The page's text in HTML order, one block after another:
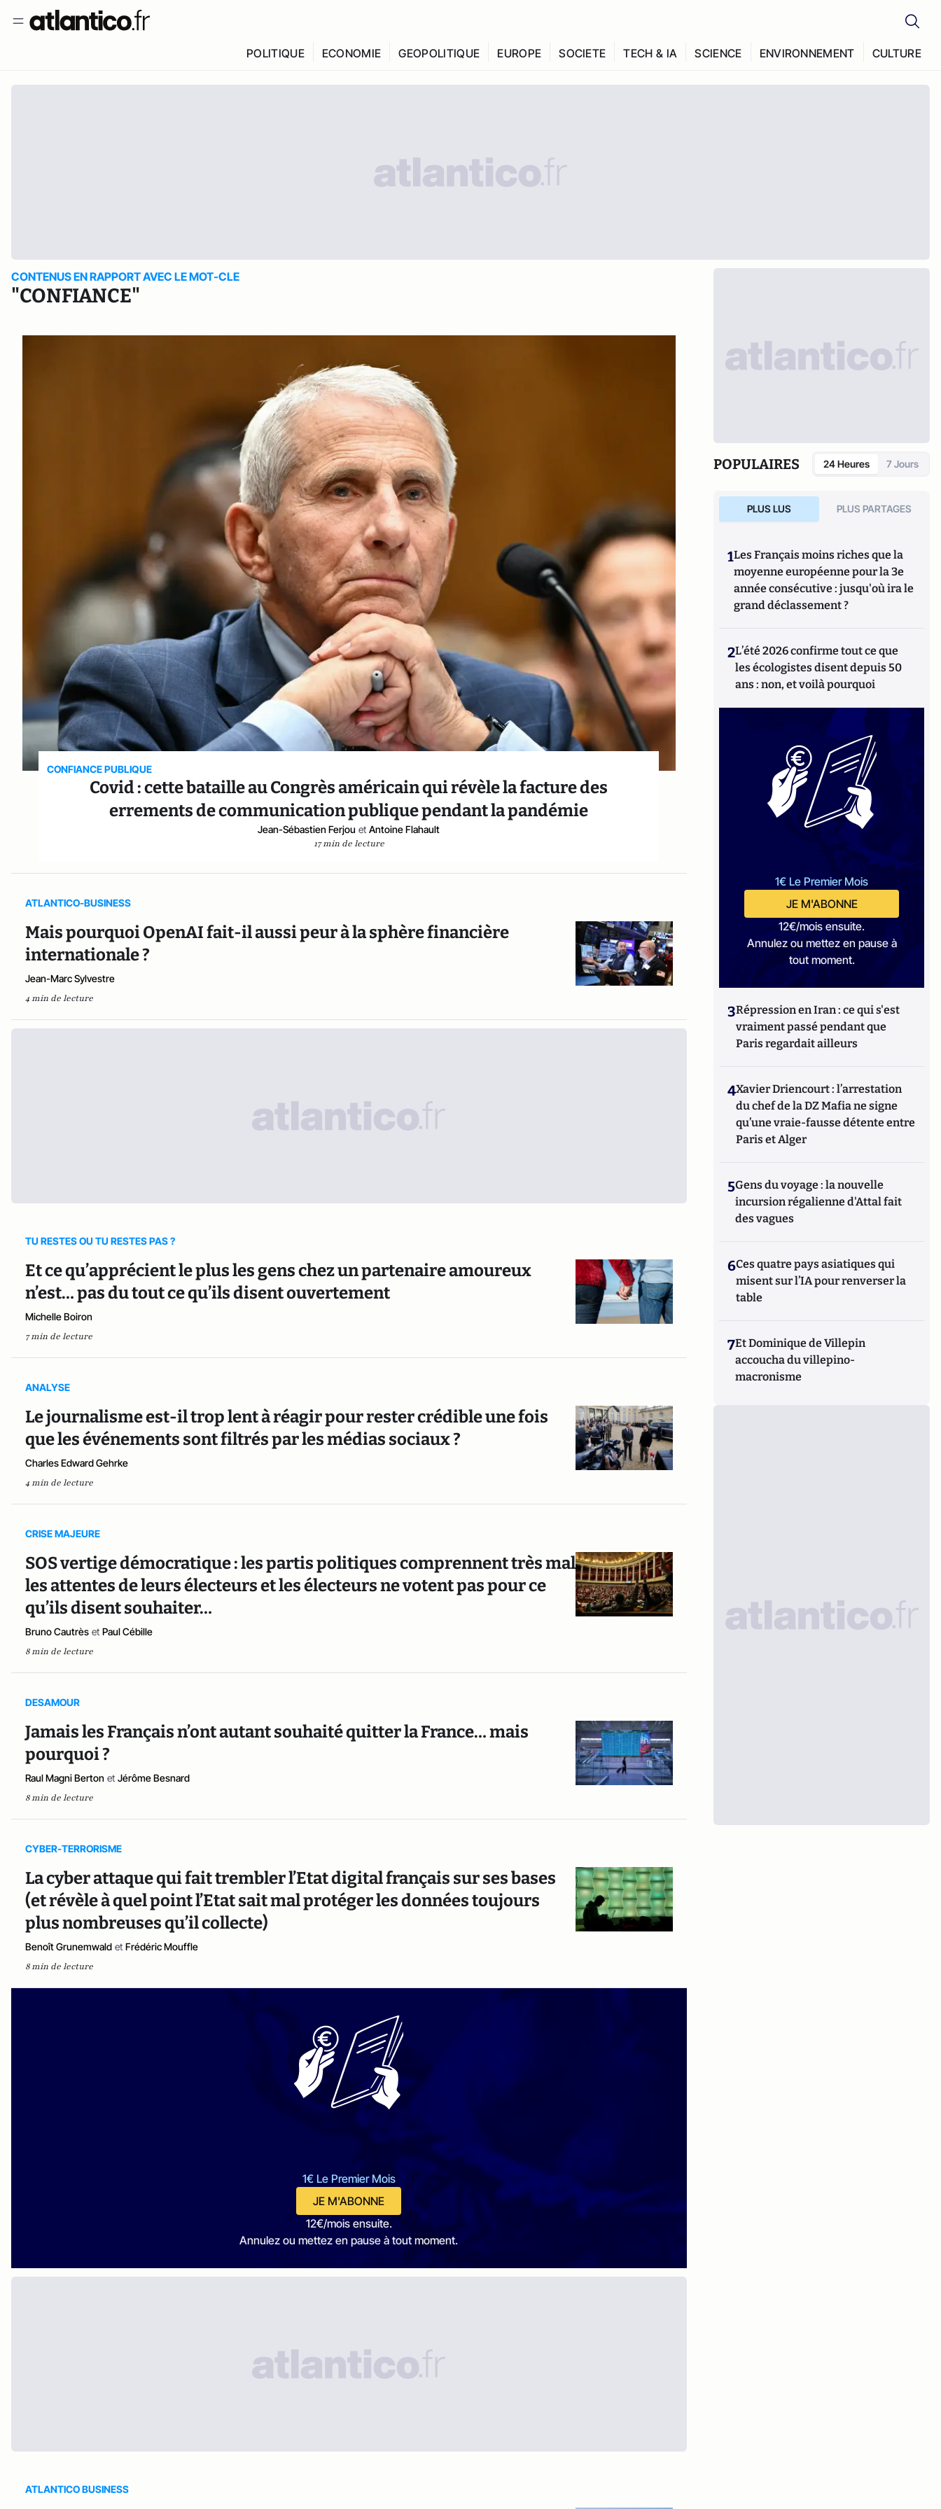
POLITIQUE ECONOMIE GEOPOLITIQUE EUROPE SOCIETE TECH & IA SCIENCE ENVIRONNEMENT CULTURE
CONTENUS EN RAPPORT AVEC LE MOT-CLE
"CONFIANCE"
CONFIANCE PUBLIQUE
Covid : cette bataille au Congrès américain qui révèle la facture des
errements de communication publique pendant la pandémie
Jean-Sébastien Ferjou et Antoine Flahault
17 min de lecture
ATLANTICO-BUSINESS
Mais pourquoi OpenAI fait-il aussi peur à la sphère financière
internationale ?
Jean-Marc Sylvestre
4 min de lecture
TU RESTES OU TU RESTES PAS ?
Et ce qu’apprécient le plus les gens chez un partenaire amoureux
n’est… pas du tout ce qu’ils disent ouvertement
Michelle Boiron
7 min de lecture
ANALYSE
Le journalisme est-il trop lent à réagir pour rester crédible une fois
que les événements sont filtrés par les médias sociaux ?
Charles Edward Gehrke
4 min de lecture
CRISE MAJEURE
SOS vertige démocratique : les partis politiques comprennent très mal
les attentes de leurs électeurs et les électeurs ne votent pas pour ce
qu’ils disent souhaiter…
Bruno Cautrès et Paul Cébille
8 min de lecture
DESAMOUR
Jamais les Français n’ont autant souhaité quitter la France… mais
pourquoi ?
Raul Magni Berton et Jérôme Besnard
8 min de lecture
CYBER-TERRORISME
La cyber attaque qui fait trembler l’Etat digital français sur ses bases
(et révèle à quel point l’Etat sait mal protéger les données toujours
plus nombreuses qu’il collecte)
Benoît Grunemwald et Frédéric Mouffle
8 min de lecture
1€ Le Premier Mois
JE M'ABONNE
12€/mois ensuite.
Annulez ou mettez en pause à tout moment.
ATLANTICO BUSINESS
POPULAIRES 24 Heures 7 Jours
PLUS LUS PLUS PARTAGES
1Les Français moins riches que la
moyenne européenne pour la 3e
année consécutive : jusqu'où ira le
grand déclassement ?
2L’été 2026 confirme tout ce que
les écologistes disent depuis 50
ans : non, et voilà pourquoi
1€ Le Premier Mois
JE M'ABONNE
12€/mois ensuite.
Annulez ou mettez en pause à
tout moment.
3Répression en Iran : ce qui s'est
vraiment passé pendant que
Paris regardait ailleurs
4Xavier Driencourt : l’arrestation
du chef de la DZ Mafia ne signe
qu’une vraie-fausse détente entre
Paris et Alger
5Gens du voyage : la nouvelle
incursion régalienne d'Attal fait
des vagues
6Ces quatre pays asiatiques qui
misent sur l’IA pour renverser la
table
7Et Dominique de Villepin
accoucha du villepino-
macronisme